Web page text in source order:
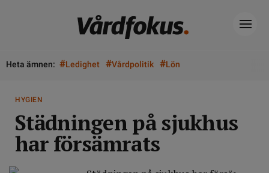
Heta ämnen: #Ledighet #Vårdpolitik #Lön
HYGIEN
Städningen på sjukhus
har försämrats